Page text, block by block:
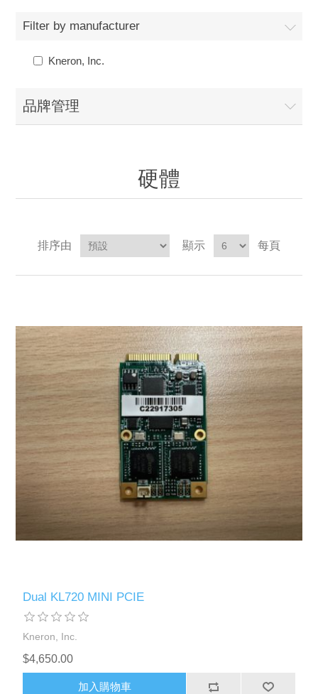
Filter by manufacturer
Kneron, Inc.
品牌管理
硬體
排序由 顯示 每頁
Dual KL720 MINI PCIE
Kneron, Inc.
$4,650.00
加入購物車